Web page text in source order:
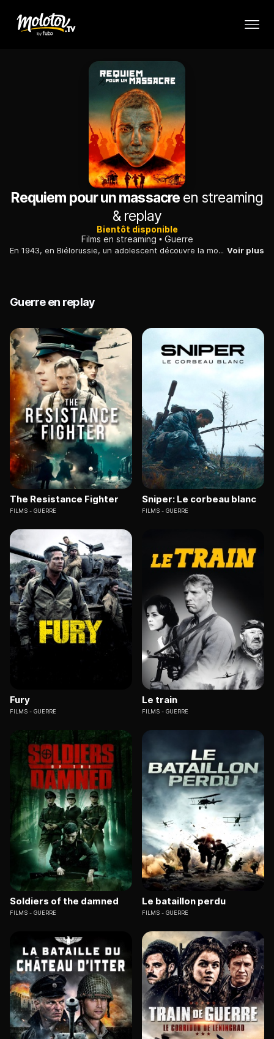
Requiem pour un massacreen streaming
& replay
Bientôt disponible
Films en streaming
Guerre
En 1943, en Biélorussie, un adolescent découvre la monstruosité de la guerre et fait l'apprentissage du courage et de la désespérance. Voir plus
Guerre en replay
The Resistance Fighter
FILMS GUERRE
Sniper: Le corbeau blanc
FILMS GUERRE
Fury
FILMS GUERRE
Le train
FILMS GUERRE
Soldiers of the damned
FILMS GUERRE
Le bataillon perdu
FILMS GUERRE